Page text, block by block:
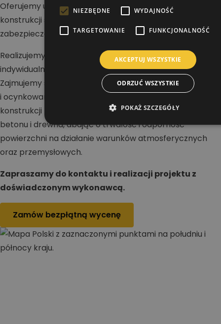
Oferujemy usługi w zakresie malowania dachów,
konstrukcji stalowych i betonowych oraz wykonywania
zabezpieczeń antykorozyjnych i ogniochronnych.
Realizujemy projekty na terenie całej Polski dla klientów
indywidualnych, firm i inwestorów przemysłowych.
Zajmujemy się renowacją dachów stalowych, blaszanych
i ocynkowanych, a także malowaniem hal oraz
konstrukcji nośnych. Wykonujemy zabezpieczenia stali,
betonu i drewna, dbając o trwałość i odporność
powierzchni na działanie warunków atmosferycznych
oraz przemysłowych.
Zapraszamy do kontaktu i realizacji projektu z
doświadczonym wykonawcą.
Zamów bezpłątną wycenę
NIEZBĘDNE WYDAJNOŚĆ
TARGETOWANIE FUNKCJONALNOŚĆ
AKCEPTUJ WSZYSTKIE
ODRZUĆ WSZYSTKIE
POKAŻ SZCZEGÓŁY